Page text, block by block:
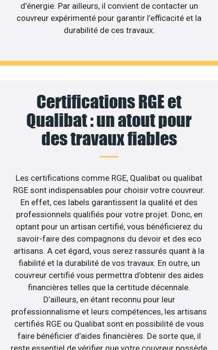
d’énergie. Par ailleurs, il convient de contacter un
couvreur expérimenté pour garantir l’efficacité et la
durabilité de ces travaux.
Certifications RGE et
Qualibat : un atout pour
des travaux fiables
Les certifications comme RGE, Qualibat ou qualibat
RGE sont indispensables pour choisir votre couvreur.
En effet, ces labels garantissent la qualité et des
professionnels qualifiés pour votre projet. Donc, en
optant pour un artisan certifié, vous bénéficierez du
savoir-faire des compagnons du devoir et des eco
artisans. A cet égard, vous serez rassurés quant à la
fiabilité et la durabilité de vos travaux. En outre, un
couvreur certifié vous permettra d’obtenir des aides
financières telles que la certitude décennale.
D’ailleurs, en étant reconnu pour leur
professionnalisme et leurs compétences, les artisans
certifiés RGE ou Qualibat sont en possibilité de vous
faire bénéficier d’aides financières. De sorte que, il